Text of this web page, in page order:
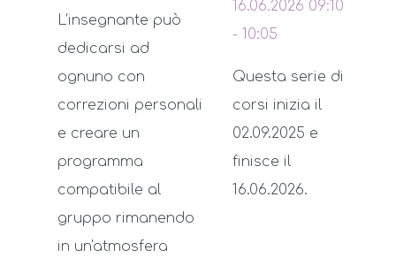
L’insegnante può
dedicarsi ad
ognuno con
correzioni personali
e creare un
programma
compatibile al
gruppo rimanendo
in un'atmosfera
16.06.2026 09:10
- 10:05
Questa serie di
corsi inizia il
02.09.2025 e
finisce il
16.06.2026.